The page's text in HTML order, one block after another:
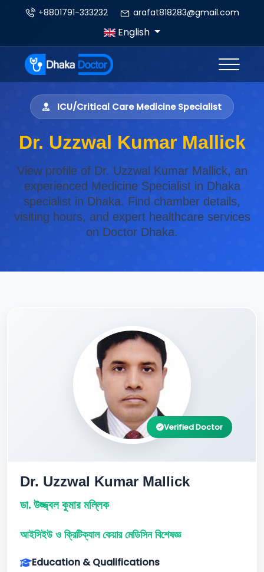
+8801791-333232 arafat818283@gmail.com
English
ICU/Critical Care Medicine Specialist
Dr. Uzzwal Kumar Mallick
View profile of Dr. Uzzwal Kumar Mallick, an
experienced Medicine Specialist in Dhaka
specialist in Dhaka. Find chamber details,
visiting hours, and expert healthcare services
on Doctor Dhaka.
Verified Doctor
Dr. Uzzwal Kumar Mallick
ডা. উজ্জ্বল কুমার মল্লিক
আইসিইউ ও ক্রিটিক্যাল কেয়ার মেডিসিন বিশেষজ্ঞ
Education & Qualifications